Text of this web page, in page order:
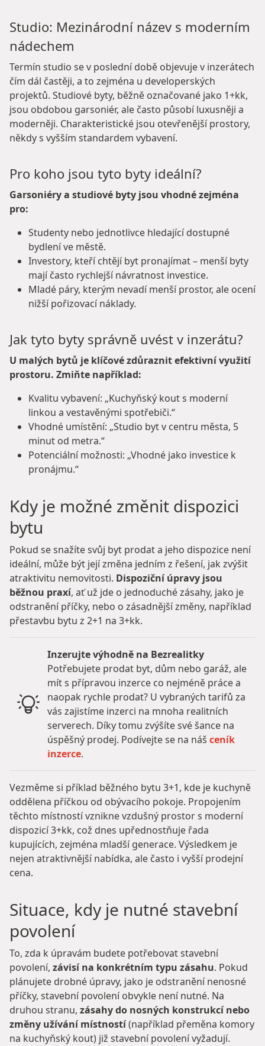
Studio: Mezinárodní název s moderním
nádechem
Termín studio se v poslední době objevuje v inzerátech
čím dál častěji, a to zejména u developerských
projektů. Studiové byty, běžně označované jako 1+kk,
jsou obdobou garsoniér, ale často působí luxusněji a
moderněji. Charakteristické jsou otevřenější prostory,
někdy s vyšším standardem vybavení.
Pro koho jsou tyto byty ideální?
Garsoniéry a studiové byty jsou vhodné zejména
pro:
Studenty nebo jednotlivce hledající dostupné
bydlení ve městě.
Investory, kteří chtějí byt pronajímat – menší byty
mají často rychlejší návratnost investice.
Mladé páry, kterým nevadí menší prostor, ale ocení
nižší pořizovací náklady.
Jak tyto byty správně uvést v inzerátu?
U malých bytů je klíčové zdůraznit efektivní využití
prostoru. Zmiňte například:
Kvalitu vybavení: „Kuchyňský kout s moderní
linkou a vestavěnými spotřebiči.“
Vhodné umístění: „Studio byt v centru města, 5
minut od metra.“
Potenciální možnosti: „Vhodné jako investice k
pronájmu.“
Kdy je možné změnit dispozici
bytu
Pokud se snažíte svůj byt prodat a jeho dispozice není
ideální, může být její změna jedním z řešení, jak zvýšit
atraktivitu nemovitosti. Dispoziční úpravy jsou
běžnou praxí, ať už jde o jednoduché zásahy, jako je
odstranění příčky, nebo o zásadnější změny, například
přestavbu bytu z 2+1 na 3+kk.
Inzerujte výhodně na Bezrealitky
Potřebujete prodat byt, dům nebo garáž, ale
mít s přípravou inzerce co nejméně práce a
naopak rychle prodat? U vybraných tarifů za
vás zajistíme inzerci na mnoha realitních
serverech. Díky tomu zvýšíte své šance na
úspěšný prodej. Podívejte se na náš ceník
inzerce.
Vezměme si příklad běžného bytu 3+1, kde je kuchyně
oddělena příčkou od obývacího pokoje. Propojením
těchto místností vznikne vzdušný prostor s moderní
dispozicí 3+kk, což dnes upřednostňuje řada
kupujících, zejména mladší generace. Výsledkem je
nejen atraktivnější nabídka, ale často i vyšší prodejní
cena.
Situace, kdy je nutné stavební
povolení
To, zda k úpravám budete potřebovat stavební
povolení, závisí na konkrétním typu zásahu. Pokud
plánujete drobné úpravy, jako je odstranění nenosné
příčky, stavební povolení obvykle není nutné. Na
druhou stranu, zásahy do nosných konstrukcí nebo
změny užívání místností(například přeměna komory
na kuchyňský kout) již stavební povolení vyžadují.